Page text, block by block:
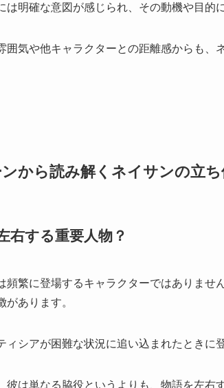
は明確な意図が感じられ、その動機や目的
囲気や他キャラクターとの距離感からも、
から読み解くネイサンの立ち
右する重要人物？
頻繁に登場するキャラクターではありま
があります。
ィシアが困難な状況に追い込まれたときに
彼は単なる脇役というよりも、物語を左右